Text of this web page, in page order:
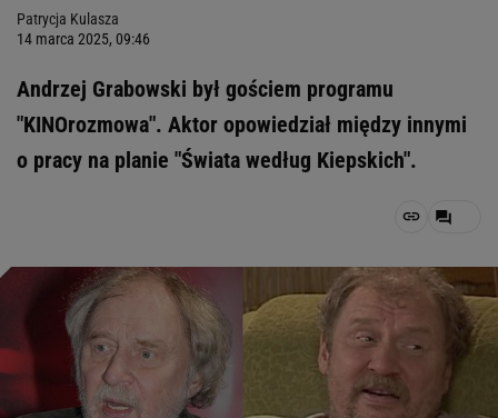
Patrycja Kulasza
14 marca 2025, 09:46
Andrzej Grabowski był gościem programu
"KINOrozmowa". Aktor opowiedział między innymi
o pracy na planie "Świata według Kiepskich".